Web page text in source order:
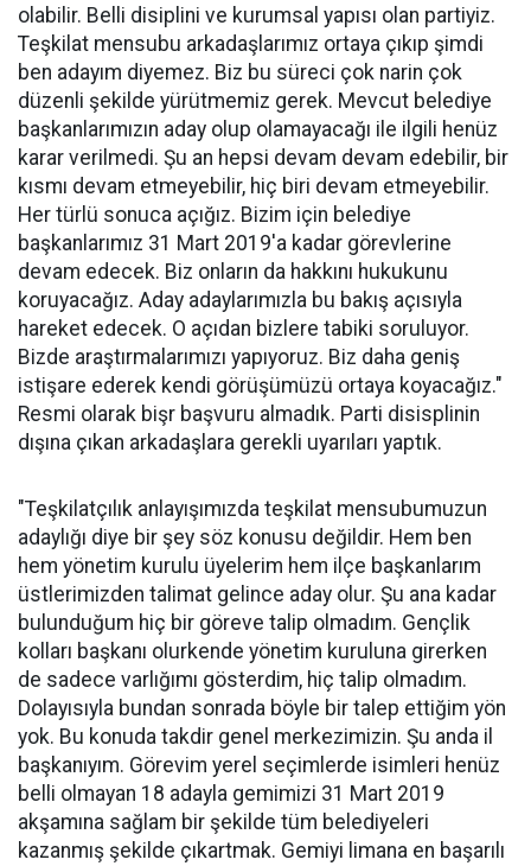
olabilir. Belli disiplini ve kurumsal yapısı olan partiyiz.
Teşkilat mensubu arkadaşlarımız ortaya çıkıp şimdi
ben adayım diyemez. Biz bu süreci çok narin çok
düzenli şekilde yürütmemiz gerek. Mevcut belediye
başkanlarımızın aday olup olamayacağı ile ilgili henüz
karar verilmedi. Şu an hepsi devam devam edebilir, bir
kısmı devam etmeyebilir, hiç biri devam etmeyebilir.
Her türlü sonuca açığız. Bizim için belediye
başkanlarımız 31 Mart 2019'a kadar görevlerine
devam edecek. Biz onların da hakkını hukukunu
koruyacağız. Aday adaylarımızla bu bakış açısıyla
hareket edecek. O açıdan bizlere tabiki soruluyor.
Bizde araştırmalarımızı yapıyoruz. Biz daha geniş
istişare ederek kendi görüşümüzü ortaya koyacağız."
Resmi olarak bişr başvuru almadık. Parti disisplinin
dışına çıkan arkadaşlara gerekli uyarıları yaptık.
"Teşkilatçılık anlayışımızda teşkilat mensubumuzun
adaylığı diye bir şey söz konusu değildir. Hem ben
hem yönetim kurulu üyelerim hem ilçe başkanlarım
üstlerimizden talimat gelince aday olur. Şu ana kadar
bulunduğum hiç bir göreve talip olmadım. Gençlik
kolları başkanı olurkende yönetim kuruluna girerken
de sadece varlığımı gösterdim, hiç talip olmadım.
Dolayısıyla bundan sonrada böyle bir talep ettiğim yön
yok. Bu konuda takdir genel merkezimizin. Şu anda il
başkanıyım. Görevim yerel seçimlerde isimleri henüz
belli olmayan 18 adayla gemimizi 31 Mart 2019
akşamına sağlam bir şekilde tüm belediyeleri
kazanmış şekilde çıkartmak. Gemiyi limana en başarılı